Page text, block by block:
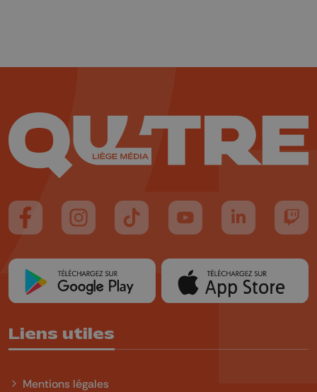
Suivez-nous sur FaceBook
Suivez-nous sur Instagram
Suivez-nous sur TikTok
Suivez-nous sur YouTube
Suivez-nous
Liens utiles
Mentions légales